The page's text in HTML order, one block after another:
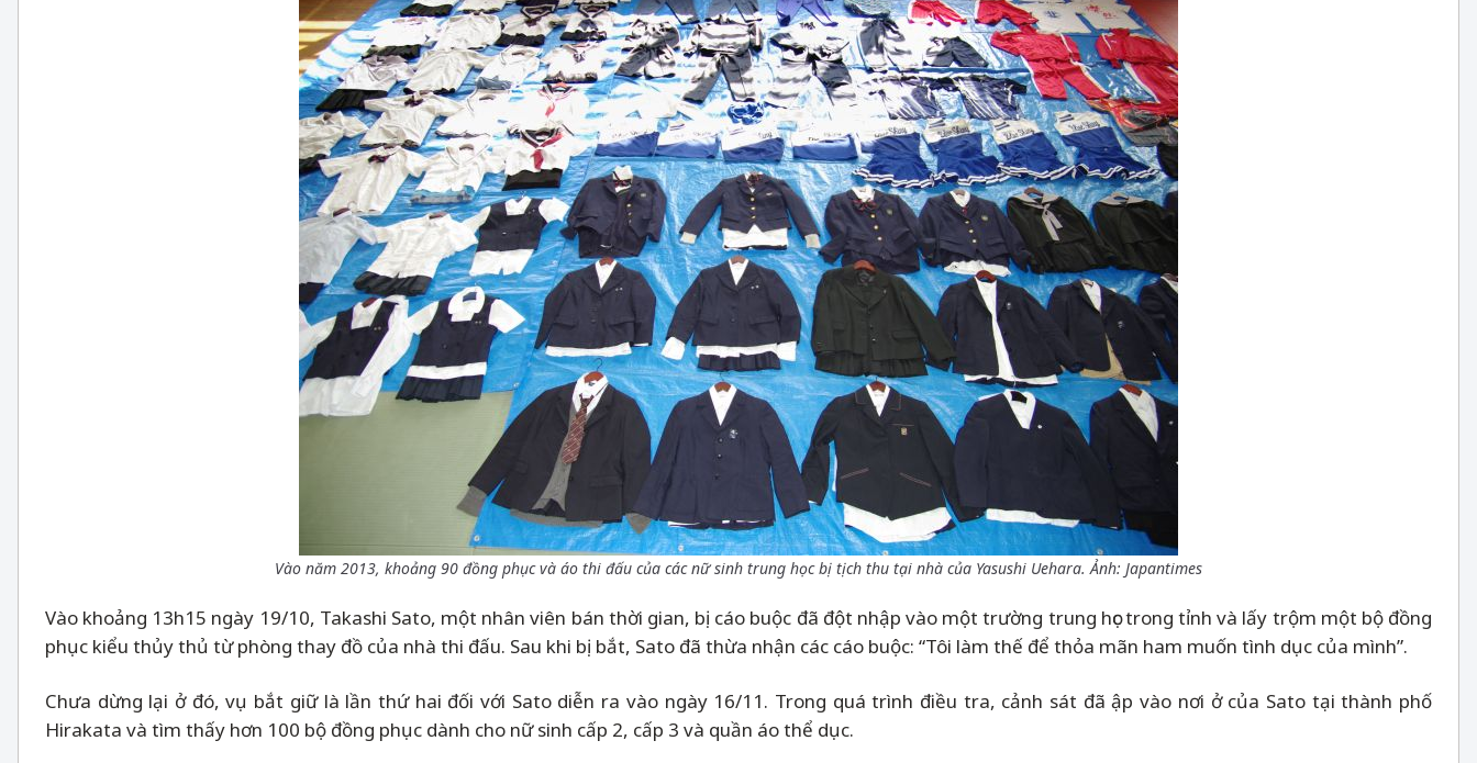
Vào năm 2013, khoảng 90 đồng phục và áo thi đấu của các nữ sinh trung học bị tịch thu tại nhà của Yasushi Uehara. Ảnh: Japantimes
Vào khoảng 13h15 ngày 19/10, Takashi Sato, một nhân viên bán thời gian, bị cáo buộc đã đột nhập vào một trường trung học trong tỉnh và lấy trộm một bộ đồng
phục kiểu thủy thủ từ phòng thay đồ của nhà thi đấu. Sau khi bị bắt, Sato đã thừa nhận các cáo buộc: “Tôi làm thế để thỏa mãn ham muốn tình dục của mình”.
Chưa dừng lại ở đó, vụ bắt giữ là lần thứ hai đối với Sato diễn ra vào ngày 16/11. Trong quá trình điều tra, cảnh sát đã ập vào nơi ở của Sato tại thành phố
Hirakata và tìm thấy hơn 100 bộ đồng phục dành cho nữ sinh cấp 2, cấp 3 và quần áo thể dục.